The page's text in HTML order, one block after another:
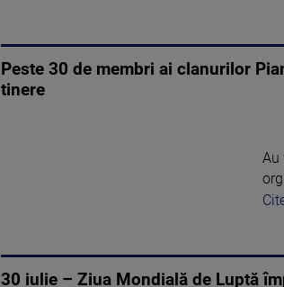
Peste 30 de membri ai clanurilor
tinere
Au
30 iulie – Ziua Mondială de Luptă